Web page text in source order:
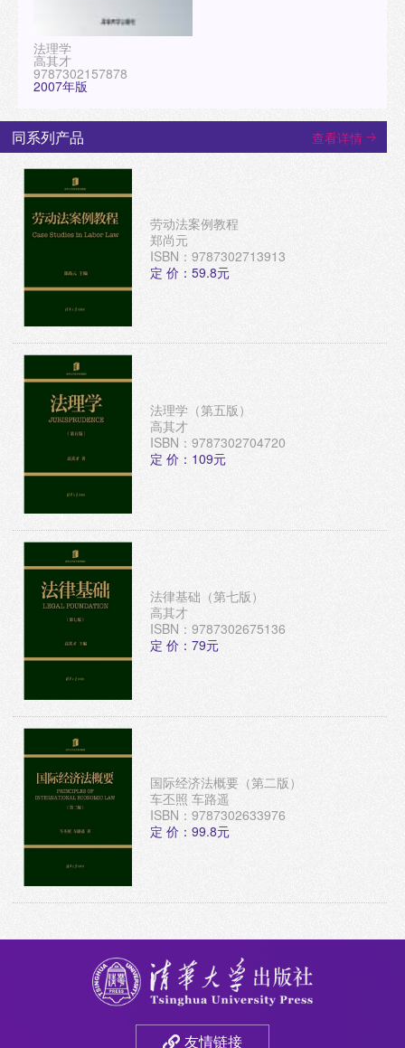
法理学
高其才
9787302157878
2007年版
同系列产品 查看详情
劳动法案例教程
郑尚元
ISBN：9787302713913
定 价：59.8元
法理学（第五版）
高其才
ISBN：9787302704720
定 价：109元
法律基础（第七版）
高其才
ISBN：9787302675136
定 价：79元
国际经济法概要（第二版）
车丕照 车路遥
ISBN：9787302633976
定 价：99.8元
友情链接